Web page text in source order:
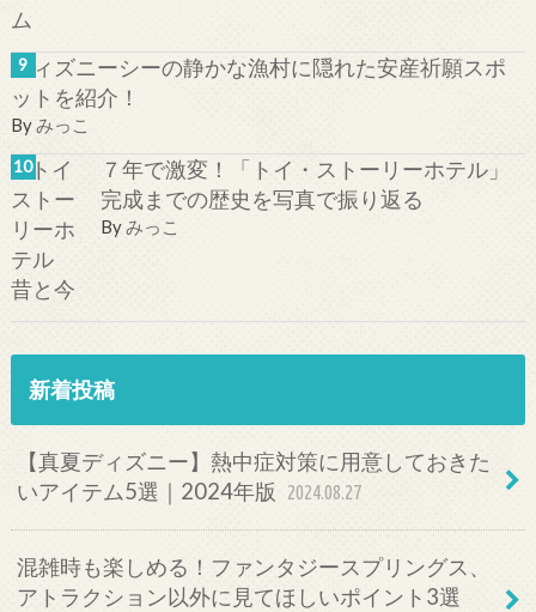
ディズニーシーの静かな漁村に隠れた安産祈願スポ
ットを紹介！
Byみっこ
７年で激変！「トイ・ストーリーホテル」
完成までの歴史を写真で振り返る
Byみっこ
新着投稿
【真夏ディズニー】熱中症対策に用意しておきた
いアイテム5選｜2024年版
2024.08.27
混雑時も楽しめる！ファンタジースプリングス、
アトラクション以外に見てほしいポイント3選